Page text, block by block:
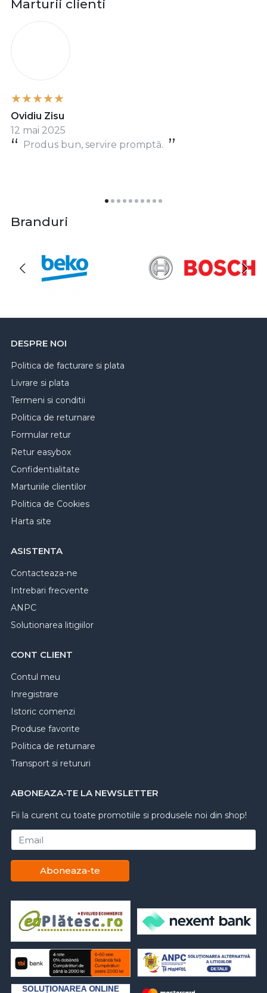
Marturii clienti
Produs bun, servire promptă.
Ovidiu Zisu
12 mai 2025
Branduri
DESPRE NOI
Politica de facturare si plata
Livrare si plata
Termeni si conditii
Politica de returnare
Formular retur
Retur easybox
Confidentialitate
Marturiile clientilor
Politica de Cookies
Harta site
ASISTENTA
Contacteaza-ne
Intrebari frecvente
ANPC
Solutionarea litigiilor
CONT CLIENT
Contul meu
Inregistrare
Istoric comenzi
Produse favorite
Politica de returnare
Transport si retururi
ABONEAZA-TE LA NEWSLETTER
Fii la curent cu toate promotiile si produsele noi din shop!
Email
Aboneaza-te